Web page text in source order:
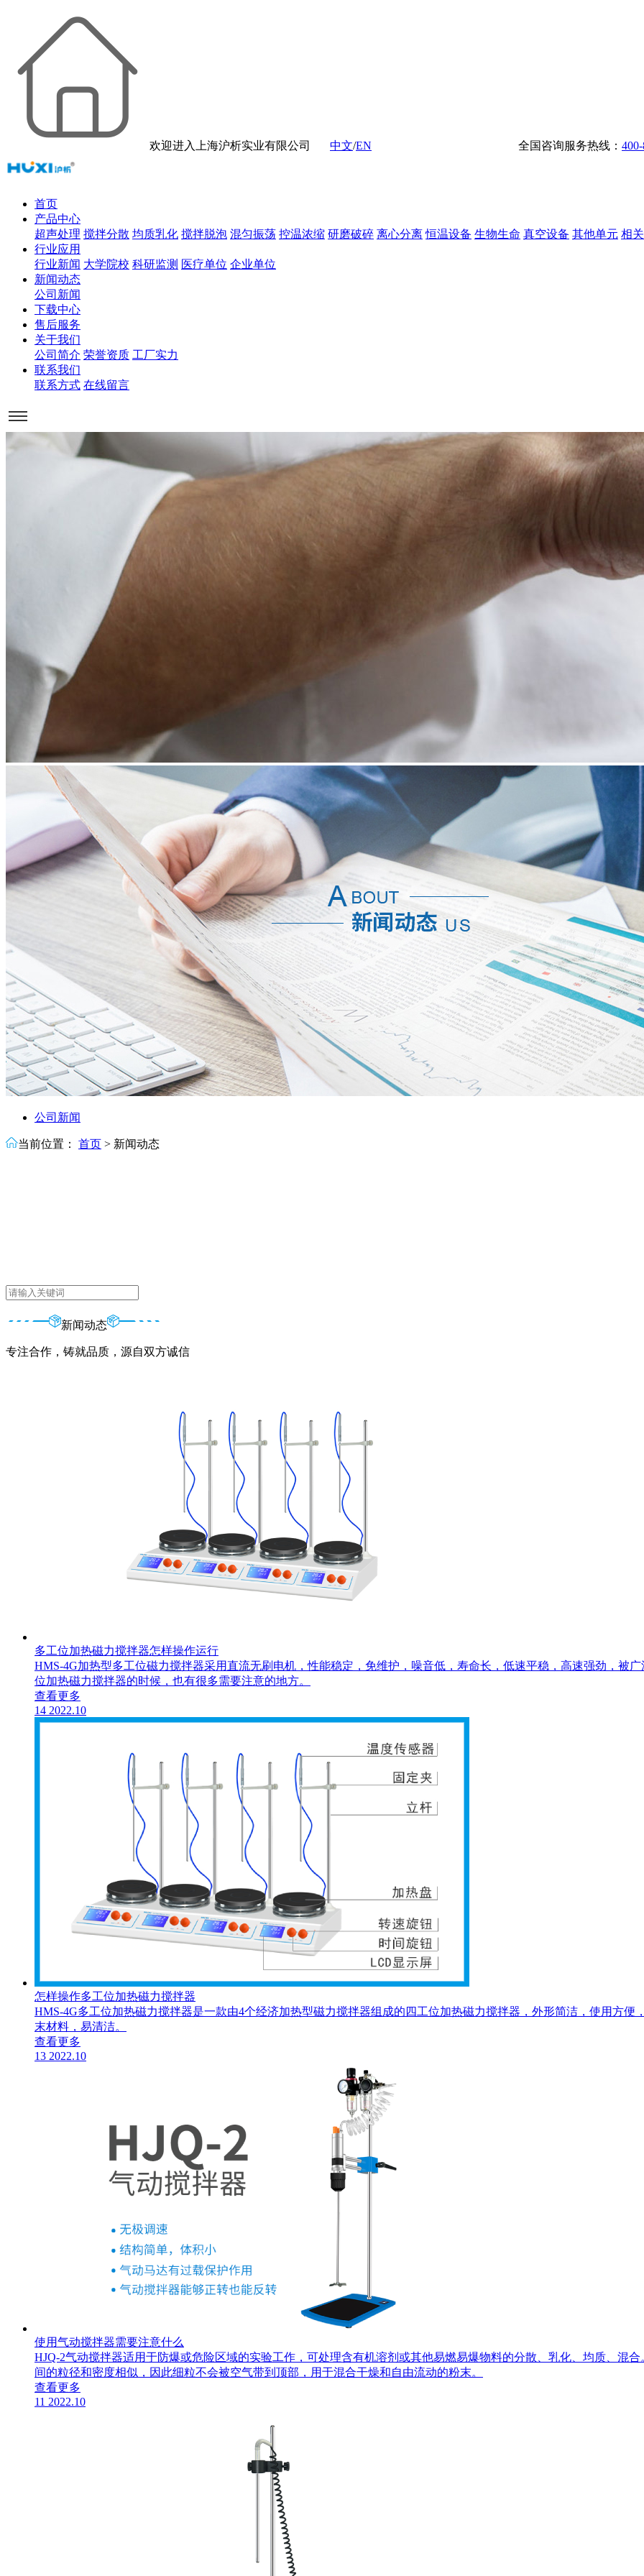
欢迎进入上海沪析实业有限公司 中文/EN 全国咨询服务热线：
首页
产品中心
超声处理 搅拌分散 均质乳化 搅拌脱泡 混匀振荡 控温浓缩 研磨破碎 离心分离 恒温设备 生物生命 真空设备 其他单元 相
行业应用
行业新闻 大学院校 科研监测 医疗单位 企业单位
新闻动态
公司新闻
下载中心
售后服务
关于我们
公司简介 荣誉资质 工厂实力
联系我们
联系方式 在线留言
公司新闻
当前位置： 首页 > 新闻动态
新闻动态
专注合作，铸就品质，源自双方诚信
多工位加热磁力搅拌器怎样操作运行
HMS-4G加热型多工位磁力搅拌器​采用直流无刷电机，性能稳定，免维护，噪音低，寿命长，低速平稳，高速强劲，被
位加热磁力搅拌器的时候，也有很多需要注意的地方。
查看更多
14 2022.10
怎样操作多工位加热磁力搅拌器
​HMS-4G多工位加热磁力搅拌器是一款由4个经济加热型磁力搅拌器组成的四工位加热磁力搅拌器，外形简洁，使用方
末材料，易清洁。
查看更多
13 2022.10
使用气动搅拌器需要注意什么
​HJQ-2气动搅拌器适用于防爆或危险区域的实验工作，可处理含有机溶剂或其他易燃易爆物料的分散、乳化、均质、混
间的粒径和密度相似，因此细粒不会被空气带到顶部，用于混合干燥和自由流动的粉末。
查看更多
11 2022.10